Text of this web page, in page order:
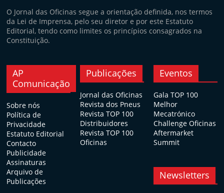
O Jornal das Oficinas segue a orientação definida, nos termos
da Lei de Imprensa, pelo seu diretor e por este Estatuto
Editorial, tendo como limites os princípios consagrados na
Constituição.
AP
Comunicação
Sobre nós
Política de
Privacidade
Estatuto Editorial
Contacto
Publicidade
Assinaturas
Arquivo de
Publicações
Publicações
Jornal das Oficinas
Revista dos Pneus
Revista TOP 100
Distribuidores
Revista TOP 100
Oficinas
Eventos
Gala TOP 100
Melhor
Mecatrónico
Challenge Oficinas
Aftermarket
Summit
Newsletters